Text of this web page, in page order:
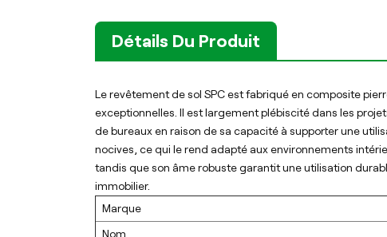
Détails Du Produit
Le revêtement de sol SPC est fabriqué en composite
exceptionnelles. Il est largement plébiscité dans les
de bureaux en raison de sa capacité à supporter une
nocives, ce qui le rend adapté aux environnements
tandis que son âme robuste garantit une utilisation
immobilier.
Marque
Nom